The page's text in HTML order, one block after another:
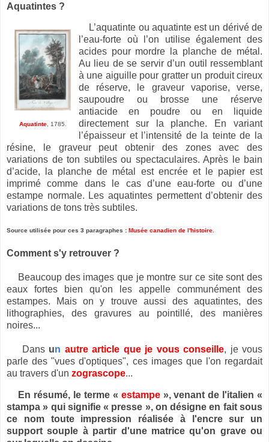
Aquatintes ?
Aquatinte, 1785.
L’aquatinte ou aquatinte est un dérivé de
l’eau-forte où l’on utilise également des
acides pour mordre la planche de métal.
Au lieu de se servir d’un outil ressemblant
à une aiguille pour gratter un produit cireux
de réserve, le graveur vaporise, verse,
saupoudre ou brosse une réserve
antiacide en poudre ou en liquide
directement sur la planche. En variant
l’épaisseur et l’intensité de la teinte de la
résine, le graveur peut obtenir des zones avec des
variations de ton subtiles ou spectaculaires. Après le bain
d’acide, la planche de métal est encrée et le papier est
imprimé comme dans le cas d’une eau-forte ou d’une
estampe normale. Les aquatintes permettent d’obtenir des
variations de tons très subtiles.
Source utilisée pour ces 3 paragraphes : Musée canadien de l'histoire.
Comment s'y retrouver ?
Beaucoup des images que je montre sur ce site sont des
eaux fortes bien qu'on les appelle communément des
estampes. Mais on y trouve aussi des aquatintes, des
lithographies, des gravures au pointillé, des manières
noires...
Dans un autre article que je vous conseille, je vous
parle des "vues d'optiques", ces images que l'on regardait
au travers d'un zograscope...
En résumé, le terme « estampe», venant de l'italien «
stampa » qui signifie « presse », on désigne en fait sous
ce nom toute impression réalisée à l'encre sur un
support souple à partir d'une matrice qu'on grave ou